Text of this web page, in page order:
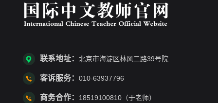
联系地址： 北京市海淀区林风二路39号院
客诉服务： 010-63937796
商务合作： 18519100810（于老师）